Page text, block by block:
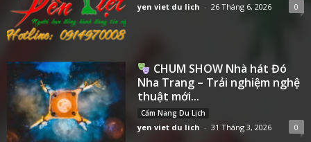
yen viet du lich - 26 Tháng 6, 2026 0
CHUM SHOW Nhà hát Đó
Nha Trang – Trải nghiệm nghệ
thuật mới...
Cẩm Nang Du Lịch
yen viet du lich - 31 Tháng 3, 2026 0